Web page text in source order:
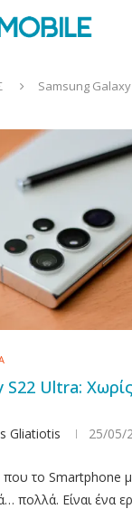
Samsung
S22 Ultra: Χωρίς
Gliatiotis 25/05/
το Smartphone
πολλά. Είναι ένα